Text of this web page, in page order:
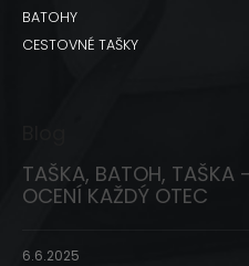
BATOHY
CESTOVNÉ TAŠKY
TAŠKA, BATOH, TAŠKA
OCENÍ KAŽDÝ OTEC
6.6.2025